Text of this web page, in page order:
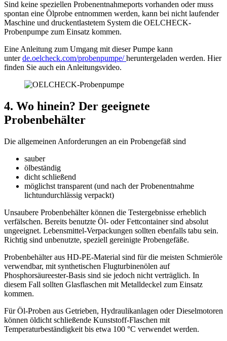
Sind keine speziellen Probenentnahmeports vorhanden oder muss
spontan eine Ölprobe entnommen werden, kann bei nicht laufender
Maschine und druckentlastetem System die OELCHECK-
Probenpumpe zum Einsatz kommen.
Eine Anleitung zum Umgang mit dieser Pumpe kann
unterde.oelcheck.com/probenpumpe/heruntergeladen werden. Hier
finden Sie auch ein Anleitungsvideo.
4. Wo hinein? Der geeignete
Probenbehälter
Die allgemeinen Anforderungen an ein Probengefäß sind
sauber
ölbeständig
dicht schließend
möglichst transparent (und nach der Probenentnahme
lichtundurchlässig verpackt)
Unsaubere Probenbehälter können die Testergebnisse erheblich
verfälschen. Bereits benutzte Öl- oder Fettcontainer sind absolut
ungeeignet. Lebensmittel-Verpackungen sollten ebenfalls tabu sein.
Richtig sind unbenutzte, speziell gereinigte Probengefäße.
Probenbehälter aus HD-PE-Material sind für die meisten Schmieröle
verwendbar, mit synthetischen Flugturbinenölen auf
Phosphorsäureester-Basis sind sie jedoch nicht verträglich. In
diesem Fall sollten Glasflaschen mit Metalldeckel zum Einsatz
kommen.
Für Öl-Proben aus Getrieben, Hydraulikanlagen oder Dieselmotoren
können öldicht schließende Kunststoff-Flaschen mit
Temperaturbeständigkeit bis etwa 100 °C verwendet werden.